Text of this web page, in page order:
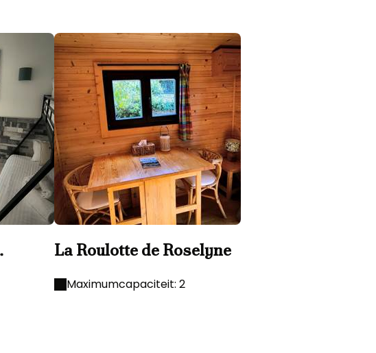
La Roulotte de Roselyne
Maximumcapaciteit: 2